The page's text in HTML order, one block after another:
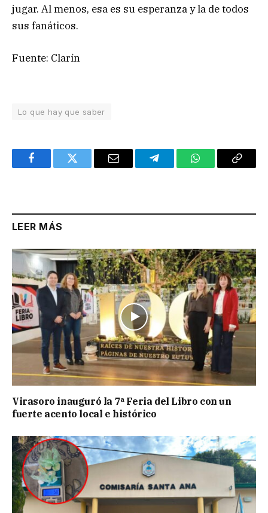
jugar. Al menos, esa es su esperanza y la de todos
sus fanáticos.
Fuente: Clarín
Lo que hay que saber
FacebookTwitter Email TelegramWhatsAppCopy
LEER MÁS
Virasoro inauguró la 7ª Feria del Libro con un
fuerte acento local e histórico